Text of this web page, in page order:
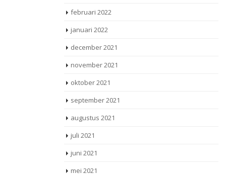
februari 2022
januari 2022
december 2021
november 2021
oktober 2021
september 2021
augustus 2021
juli 2021
juni 2021
mei 2021